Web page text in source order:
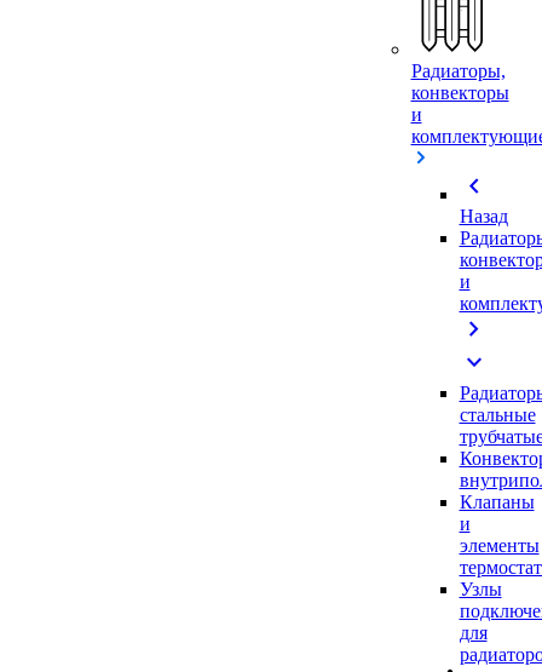
Радиаторы,
конвекторы
и
chevron_left
Назад
и
chevron_right
expand_more
стальные
Клапаны
и
элементы
Узлы
для